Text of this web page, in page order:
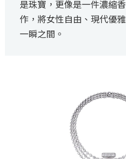
是珠寶，更像是一件濃縮
作，將女性自由、現代優
一瞬之間。